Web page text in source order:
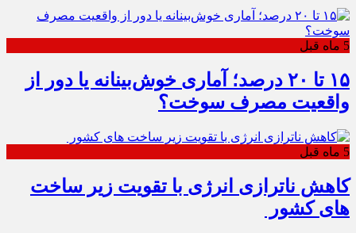
5 ماه قبل
۱۵ تا ۲۰ درصد؛ آماری خوش‌بینانه یا دور از
واقعیت مصرف سوخت؟
5 ماه قبل
کاهش ناترازی انرژی با تقویت زیر ساخت
های کشور